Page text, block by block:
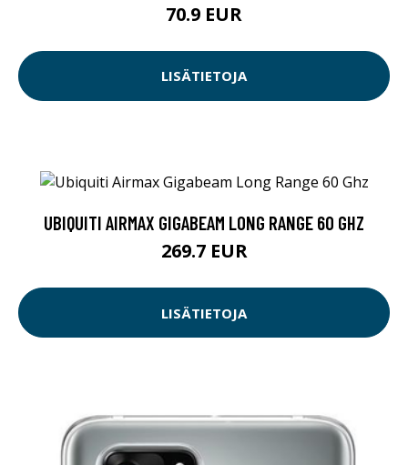
70.9 EUR
LISÄTIETOJA
UBIQUITI AIRMAX GIGABEAM LONG RANGE 60 GHZ
269.7 EUR
LISÄTIETOJA